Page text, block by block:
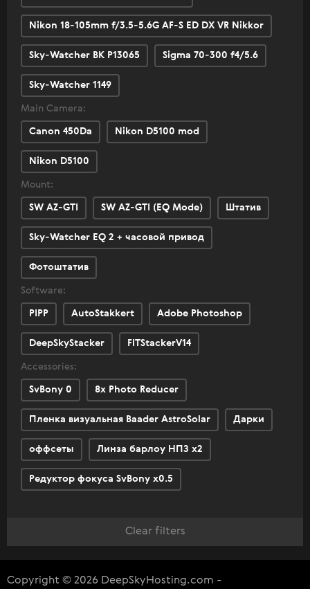
Nikon 18-105mm f/3.5-5.6G AF-S ED DX VR Nikkor
Sky-Watcher BK P13065 Sigma 70-300 f4/5.6
Sky-Watcher 1149
Main Camera:
Canon 450Da Nikon D5100 mod
Nikon D5100
Mount:
SW AZ-GTI SW AZ-GTI (EQ Mode) Штатив
Sky-Watcher EQ 2 + часовой привод
Фотоштатив
Software:
PIPP AutoStakkert Adobe Photoshop
DeepSkyStacker FITStackerV14
Accessories:
SvBony 0 8х Photo Reducer
Пленка визуальная Baader AstroSolar Дарки
оффсеты Линза барлоу НПЗ х2
Редуктор фокуса SvBony x0.5
Clear filters
Copyright © 2026 DeepSkyHosting.com -